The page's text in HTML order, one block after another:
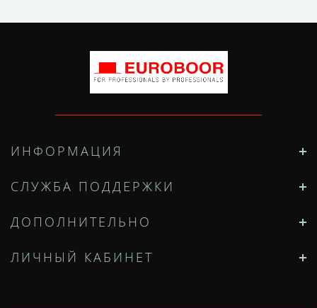
ИНФОРМАЦИЯ
СЛУЖБА ПОДДЕРЖКИ
ДОПОЛНИТЕЛЬНО
ЛИЧНЫЙ КАБИНЕТ